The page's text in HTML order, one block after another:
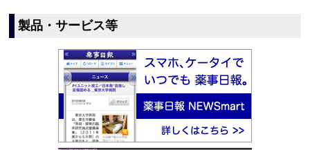
製品・サービス等